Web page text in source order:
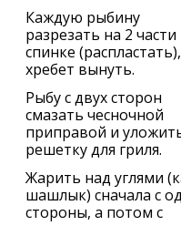
Каждую рыбину
разрезать на 2 части
спинке (распластать),
хребет вынуть.
Рыбу с двух сторон
смазать чесночной
приправой и
решетку для гриля.
Жарить над углями
шашлык) сначала с
стороны, а потом с